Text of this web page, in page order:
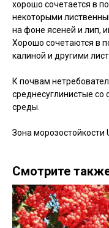
хорошо сочетается в
некоторыми
на фоне ясеней и лип,
Хорошо сочетаются в
калиной и другими
К почвам
среднесуглинистые со
среды.
Зона морозостойкости
Смотрите